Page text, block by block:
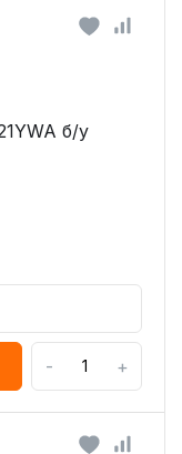
б/у
- +